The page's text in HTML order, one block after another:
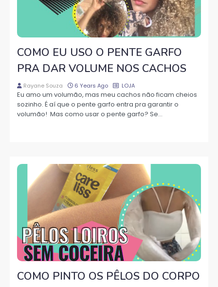
COMO EU USO O PENTE GARFO
PRA DAR VOLUME NOS CACHOS
Rayane Souza 6 Years Ago LOJA
Eu amo um volumão, mas meu cachos não ficam cheios
sozinho. É aí que o pente garfo entra pra garantir o
volumão! Mas como usar o pente garfo? Se…
COMO PINTO OS PÊLOS DO CORPO